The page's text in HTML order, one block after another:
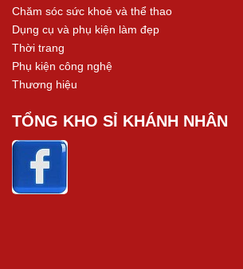
Chăm sóc sức khoẻ và thể thao
Dụng cụ và phụ kiện làm đẹp
Thời trang
Phụ kiện công nghệ
Thương hiệu
TỔNG KHO SỈ KHÁNH NHÂN